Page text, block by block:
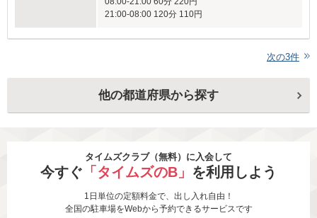
21:00-08:00 120分 110円
次の3件
他の都道府県から探す
タイムズクラブ（無料）に入会して
今すぐ 「タイムズのB」 を利用しよう
1日単位の定額料金で、出し入れ自由！
全国の駐車場をWebから予約できるサービスです